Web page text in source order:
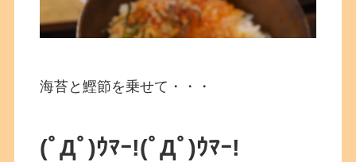
海苔と鰹節を乗せて・・・
(ﾟДﾟ)ｳﾏｰ!(ﾟДﾟ)ｳﾏｰ!